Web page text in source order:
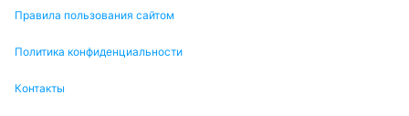
Правила пользования сайтом
Политика конфиденциальности
Контакты